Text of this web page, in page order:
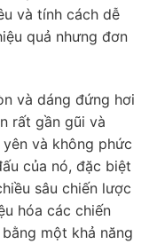
và tính cách dễ
quả nhưng đơn
và dáng đứng hơi
rất gần gũi và
và không phức
của nó, đặc biệt
sâu chiến lược
hóa các chiến
một khả năng